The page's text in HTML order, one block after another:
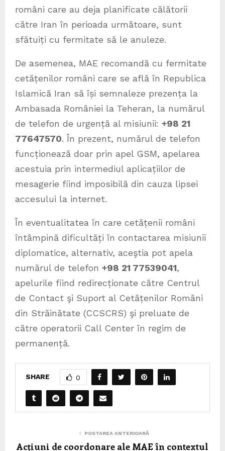
români care au deja planificate călătorii
către Iran în perioada următoare, sunt
sfătuiți cu fermitate să le anuleze.
De asemenea, MAE recomandă cu fermitate
cetățenilor români care se află în Republica
Islamică Iran să își semnaleze prezența la
Ambasada României la Teheran, la numărul
de telefon de urgență al misiunii: +98 21
77647570. În prezent, numărul de telefon
funcționează doar prin apel GSM, apelarea
acestuia prin intermediul aplicațiilor de
mesagerie fiind imposibilă din cauza lipsei
accesului la internet.
În eventualitatea în care cetățenii români
întâmpină dificultăți în contactarea misiunii
diplomatice, alternativ, aceştia pot apela
numărul de telefon +98 21 77539041,
apelurile fiind redirecționate către Centrul
de Contact şi Suport al Cetățenilor Români
din Străinătate (CCSCRS) şi preluate de
către operatorii Call Center în regim de
permanență.
SHARE 0
POSTAREA ANTERIOARĂ
Acțiuni de coordonare ale MAE în contextul